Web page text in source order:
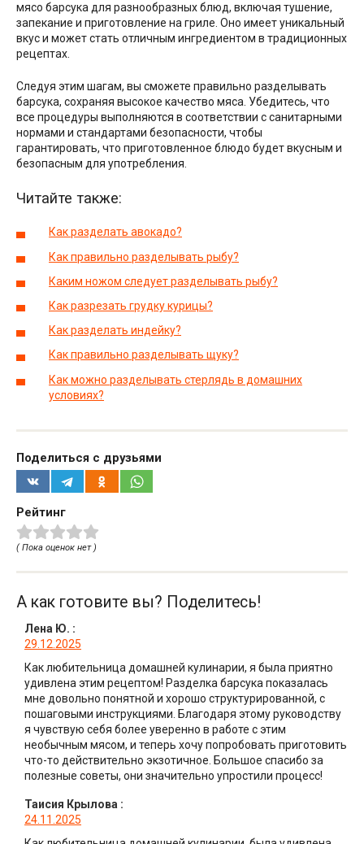
мясо барсука для разнообразных блюд, включая тушение,
запекание и приготовление на гриле. Оно имеет уникальный
вкус и может стать отличным ингредиентом в традиционных
рецептах.
Следуя этим шагам, вы сможете правильно разделывать
барсука, сохраняя высокое качество мяса. Убедитесь, что
все процедуры выполняются в соответствии с санитарными
нормами и стандартами безопасности, чтобы
гарантировать, что приготовленное блюдо будет вкусным и
безопасным для употребления.
Читайте также:
Как разделать авокадо?
Как правильно разделывать рыбу?
Каким ножом следует разделывать рыбу?
Как разрезать грудку курицы?
Как разделать индейку?
Как правильно разделывать щуку?
Как можно разделывать стерлядь в домашних
условиях?
Поделиться с друзьями
Рейтинг
( Пока оценок нет )
А как готовите вы? Поделитесь!
Лена Ю. :
29.12.2025
Как любительница домашней кулинарии, я была приятно
удивлена этим рецептом! Разделка барсука показалась
мне довольно понятной и хорошо структурированной, с
пошаговыми инструкциями. Благодаря этому руководству
я чувствую себя более уверенно в работе с этим
необычным мясом, и теперь хочу попробовать приготовить
что-то действительно экзотичное. Большое спасибо за
полезные советы, они значительно упростили процесс!
Таисия Крылова :
24.11.2025